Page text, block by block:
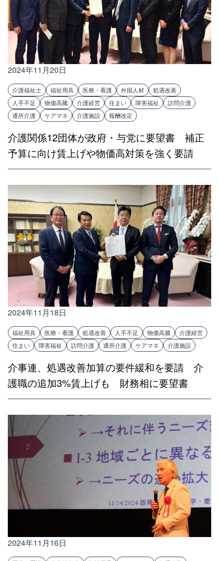
2024年11月20日
介護福祉士 福祉用具 医療・看護 外国人材
処遇改善
人手不足
物価高騰 介護経営 住まい 障害福祉
訪問介護
通所介護
ケアマネ 介護施設 報酬改定
介護関係12団体が政府・与党に要望書 補正
予算に向け賃上げや物価高対策を強く要請
2024年11月18日
福祉用具 医療・看護 処遇改善 人手不足 物価高騰
介護経営
住まい
障害福祉 訪問介護 通所介護 ケアマネ 介護施設
介事連、処遇改善加算の要件緩和を要請 介
護職の追加3%賃上げも 財務相に要望書
2024年11月16日